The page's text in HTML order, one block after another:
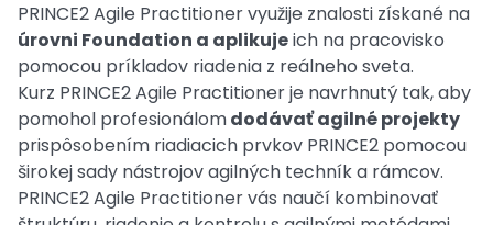
PRINCE2 Agile Practitioner využije znalosti získané na
úrovni Foundation a aplikujeich na pracovisko
pomocou príkladov riadenia z reálneho sveta.
Kurz PRINCE2 Agile Practitioner je navrhnutý tak, aby
pomohol profesionálomdodávať agilné projekty
prispôsobením riadiacich prvkov PRINCE2 pomocou
širokej sady nástrojov agilných techník a rámcov.
PRINCE2 Agile Practitioner vás naučí kombinovať